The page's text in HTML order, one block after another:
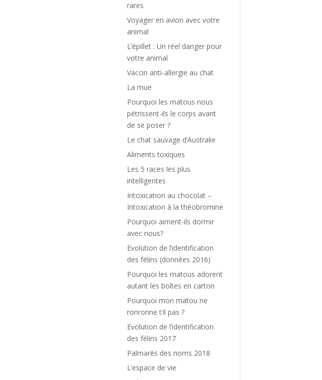
rares
Voyager en avion avec votre
animal
L’épillet : Un réel danger pour
votre animal
Vaccin anti-allergie au chat
La mue
Pourquoi les matous nous
pétrissent-ils le corps avant
de se poser ?
Le chat sauvage d’Australie
Aliments toxiques
Les 5 races les plus
intelligentes
Intoxication au chocolat –
Intoxication à la théobromine
Pourquoi aiment-ils dormir
avec nous?
Evolution de l’identification
des félins (données 2016)
Pourquoi les matous adorent
autant les boîtes en carton
Pourquoi mon matou ne
ronronne t’il pas ?
Evolution de l’identification
des félins 2017
Palmarès des noms 2018
L’espace de vie